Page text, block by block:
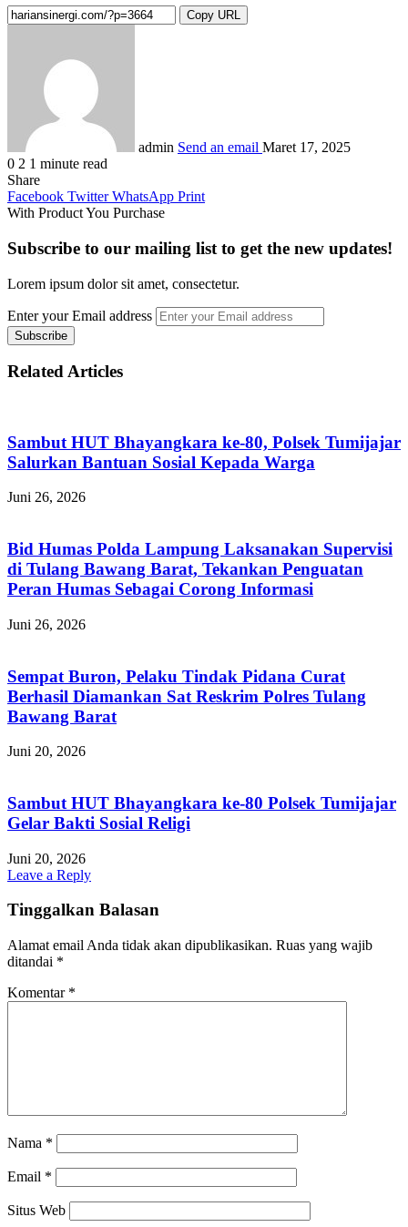
Copy URL
admin Send an email Maret 17, 2025
0 2 1 minute read
Share
Facebook Twitter WhatsApp Print
With Product You Purchase
Subscribe to our mailing list to get the new updates!
Lorem ipsum dolor sit amet, consectetur.
Enter your Email address
Related Articles
Sambut HUT Bhayangkara ke-80, Polsek Tumijajar
Salurkan Bantuan Sosial Kepada Warga
Juni 26, 2026
Bid Humas Polda Lampung Laksanakan Supervisi
di Tulang Bawang Barat, Tekankan Penguatan
Peran Humas Sebagai Corong Informasi
Juni 26, 2026
Sempat Buron, Pelaku Tindak Pidana Curat
Berhasil Diamankan Sat Reskrim Polres Tulang
Bawang Barat
Juni 20, 2026
Sambut HUT Bhayangkara ke-80 Polsek Tumijajar
Gelar Bakti Sosial Religi
Juni 20, 2026
Leave a Reply
Tinggalkan Balasan
Alamat email Anda tidak akan dipublikasikan. Ruas yang wajib
ditandai *
Komentar *
Nama *
Email *
Situs Web